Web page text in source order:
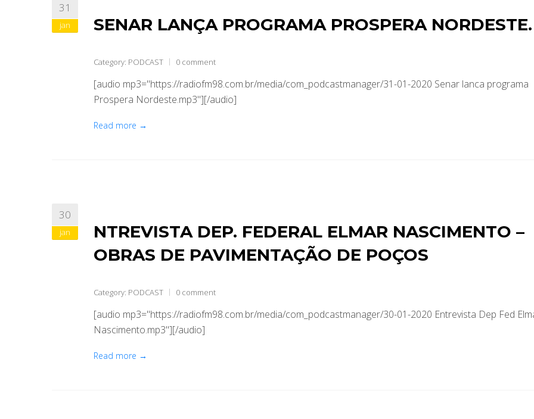
31
jan SENAR LANÇA PROGRAMA PROSPERA NORDESTE.
Category: PODCAST 0 comment
[audio mp3="https://radiofm98.com.br/media/com_podcastmanager/31-01-2020 Senar lanca programa
Prospera Nordeste.mp3"][/audio]
Read more →
30
jan
NTREVISTA DEP. FEDERAL ELMAR NASCIMENTO –
OBRAS DE PAVIMENTAÇÃO DE POÇOS
Category: PODCAST 0 comment
[audio mp3="https://radiofm98.com.br/media/com_podcastmanager/30-01-2020 Entrevista Dep Fed
Nascimento.mp3"][/audio]
Read more →